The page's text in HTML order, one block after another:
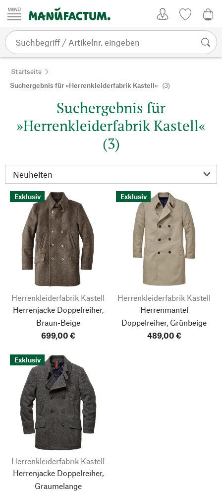
Zum Inhalt springen
Startseite
Suchergebnis für »Herrenkleiderfabrik Kastell« (3)
Suchergebnis für
»Herrenkleiderfabrik Kastell«
(3)
Exklusiv
Herrenkleiderfabrik Kastell
Herrenjacke Doppelreiher,
Braun-Beige
699,00 €
Exklusiv
Herrenkleiderfabrik Kastell
Herrenmantel
Doppelreiher, Grünbeige
489,00 €
Exklusiv
Herrenkleiderfabrik Kastell
Herrenjacke Doppelreiher,
Graumelange